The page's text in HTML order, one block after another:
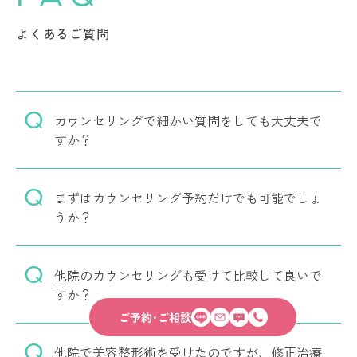
よくあるご質問
カウンセリングで細かい質問をしても大丈夫で
すか？
まずはカウンセリング予約だけでも可能でしょ
うか？
他院のカウンセリングも受けて比較して良いで
すか？
他院で美容整形術を受けたのですが、修正治療
ご予約･ご相談